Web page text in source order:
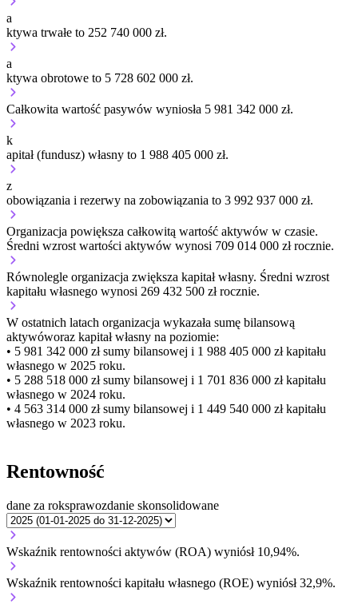
a
ktywa trwałe to 252 740 000 zł.
a
ktywa obrotowe to 5 728 602 000 zł.
Całkowita wartość pasywów wyniosła 5 981 342 000 zł.
k
apitał (fundusz) własny to 1 988 405 000 zł.
z
obowiązania i rezerwy na zobowiązania to 3 992 937 000 zł.
Organizacja powiększa całkowitą wartość aktywów w czasie.
Średni wzrost wartości aktywów wynosi 709 014 000 zł rocznie.
Równolegle organizacja zwiększa kapitał własny. Średni wzrost
kapitału własnego wynosi 269 432 500 zł rocznie.
W ostatnich latach organizacja wykazała sumę bilansową
aktywóworaz kapitał własny na poziomie:
• 5 981 342 000 złsumy bilansowej i 1 988 405 000 zł kapitału
własnego w 2025 roku.
• 5 288 518 000 złsumy bilansowej i 1 701 836 000 zł kapitału
własnego w 2024 roku.
• 4 563 314 000 złsumy bilansowej i 1 449 540 000 zł kapitału
własnego w 2023 roku.
Rentowność
dane za roksprawozdanie skonsolidowane
Wskaźnik rentowności aktywów (ROA) wyniósł 10,94%.
Wskaźnik rentowności kapitału własnego (ROE) wyniósł 32,9%.